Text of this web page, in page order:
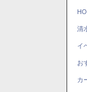
清
イ
お
カ